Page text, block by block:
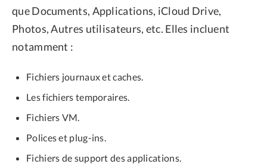
que Documents, Applications, iCloud Drive,
Photos, Autres utilisateurs, etc. Elles incluent
notamment :
Fichiers journaux et caches.
Les fichiers temporaires.
Fichiers VM.
Polices et plug-ins.
Fichiers de support des applications.